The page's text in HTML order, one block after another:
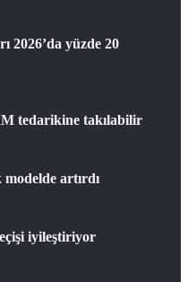
2026’da yüzde 20
tedarikine takılabilir
artırdı
iyileştiriyor